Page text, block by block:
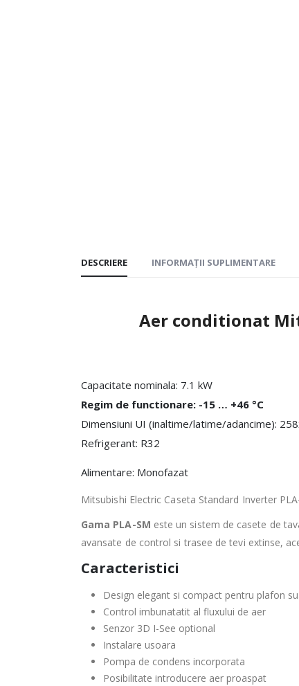
DESCRIERE INFORMAȚII SUPLIMENTARE
Aer conditionat
Capacitate nominala: 7.1 kW
Regim de functionare: -15 … +46 °C
Dimensiuni UI (inaltime/latime/adancime):
Refrigerant: R32
Alimentare: Monofazat
Mitsubishi Electric Caseta Standard Inverter
Gama PLA-SM este un sistem de casete de
avansate de control si trasee de tevi extinse,
Caracteristici
Design elegant si compact pentru plafon
Control imbunatatit al fluxului de aer
Senzor 3D I-See optional
Instalare usoara
Pompa de condens incorporata
Posibilitate introducere aer proaspat